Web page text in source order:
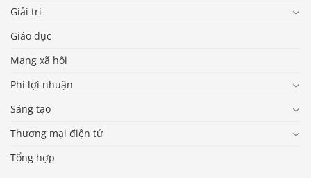
Giải trí
Giáo dục
Mạng xã hội
Phi lợi nhuận
Sáng tạo
Thương mại điện tử
Tổng hợp